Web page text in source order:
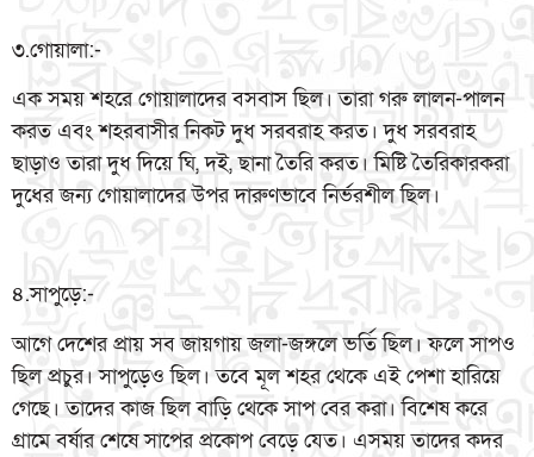
৩.গোয়ালা:-
এক সময় শহরে গোয়ালাদের বসবাস ছিল। তারা গরু লালন-পালন
করত এবং শহরবাসীর নিকট দুধ সরবরাহ করত। দুধ সরবরাহ
ছাড়াও তারা দুধ দিয়ে ঘি, দই, ছানা তৈরি করত। মিষ্টি তৈরিকারকরা
দুধের জন্য গোয়ালাদের উপর দারুণভাবে নির্ভরশীল ছিল।
৪.সাপুড়ে:-
আগে দেশের প্রায় সব জায়গায় জলা-জঙ্গলে ভর্তি ছিল। ফলে সাপও
ছিল প্রচুর। সাপুড়েও ছিল। তবে মূল শহর থেকে এই পেশা হারিয়ে
গেছে। তাদের কাজ ছিল বাড়ি থেকে সাপ বের করা। বিশেষ করে
গ্রামে বর্ষার শেষে সাপের প্রকোপ বেড়ে যেত। এসময় তাদের কদর